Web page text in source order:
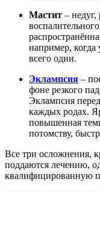
Мастит –
например, когда
всего один.
Эклампсия –
фоне резкого
Эклампсия
каждых родах.
повышенная
потомству,
Все три осложнения,
поддаются лечению,
квалифицированную